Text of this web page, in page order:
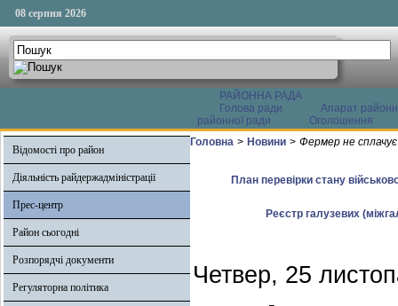
08 серпня 2026
РАЙОННА РАДА
Голова ради
Апарат
районної ради
Оголошення
Відомості про район
Діяльність райдержадміністрації
Прес-центр
Район сьогодні
Розпорядчі документи
Регуляторна політика
Головна > Новини > Фермер не
План перевірки стану
Реєстр галузевих
Четвер, 25